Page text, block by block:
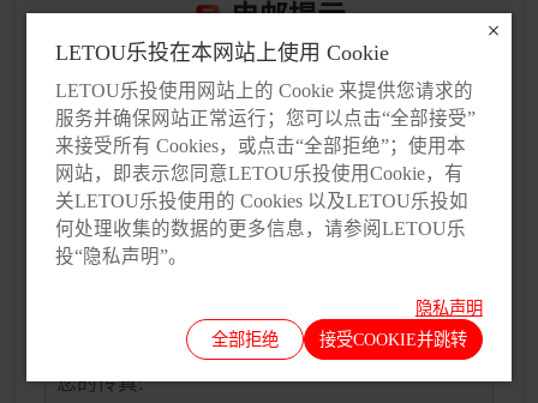
电邮提示
* 您的称呼:
* 手机号码:
* 您的邮箱:
您的传真:
LETOU乐投在本网站上使用 Cookie
LETOU乐投使用网站上的 Cookie 来提供您请求的
服务并确保网站正常运行；您可以点击“全部接受”
来接受所有 Cookies，或点击“全部拒绝”；使用本
网站，即表示您同意LETOU乐投使用Cookie，有
关LETOU乐投使用的 Cookies 以及LETOU乐投如
何处理收集的数据的更多信息，请参阅LETOU乐
投“隐私声明”。
隐私声明
全部拒绝
接受所有COOKIE
LETOU乐投在本网站上使用 Cookie
LETOU乐投使用网站上的 Cookie 来提供您请求的
服务并确保网站正常运行；您可以点击“全部接受”
来接受所有 Cookies，或点击“全部拒绝”；使用本
网站，即表示您同意LETOU乐投使用Cookie，有
关LETOU乐投使用的 Cookies 以及LETOU乐投如
何处理收集的数据的更多信息，请参阅LETOU乐
投“隐私声明”。
隐私声明
全部拒绝
接受COOKIE并跳转